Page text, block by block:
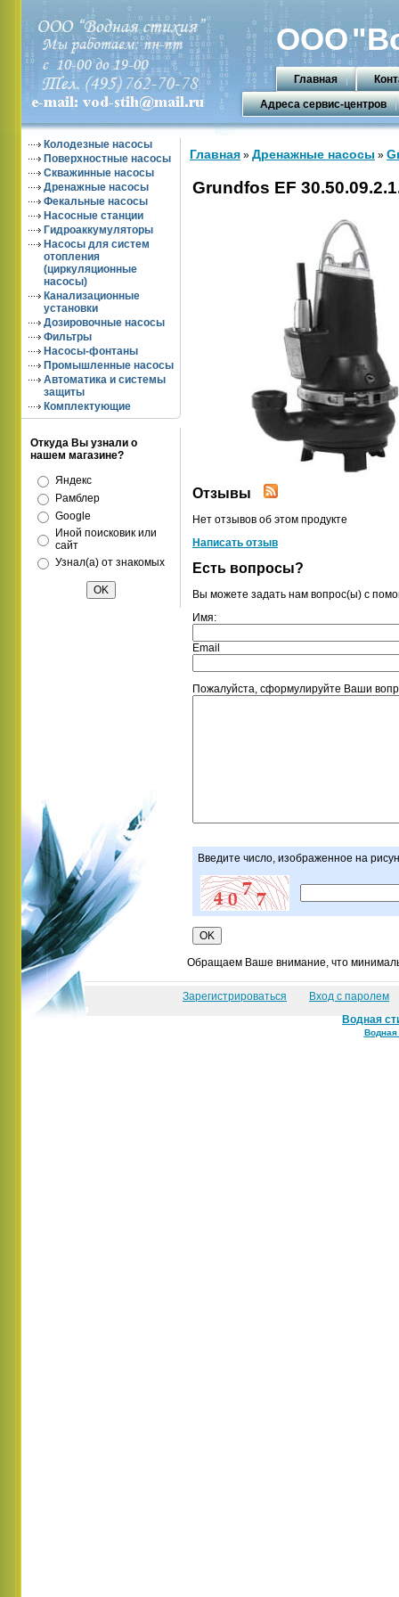
ООО
Главная
Адреса сервис-центров
Колодезные насосы
Поверхностные насосы
Скважинные насосы
Дренажные насосы
Фекальные насосы
Насосные станции
Гидроаккумуляторы
Насосы для систем
отопления
(циркуляционные
насосы)
Канализационные
установки
Дозировочные насосы
Фильтры
Насосы-фонтаны
Промышленные насосы
Автоматика и системы
защиты
Комплектующие
Откуда Вы узнали о
нашем магазине?
Яндекс
Рамблер
Google
Иной поисковик или
сайт
Узнал(а) от знакомых
Главная » Дренажные насосы »
Grundfos EF
Отзывы
Нет отзывов об этом продукте
Написать отзыв
Есть вопросы?
Вы можете задать нам вопрос(ы) с
Имя:
Email
Пожалуйста, сформулируйте Ваши
Введите число, изображенное на
Обращаем Ваше внимание, что
Зарегистрироваться
Вход с паролем
Водная
Водная